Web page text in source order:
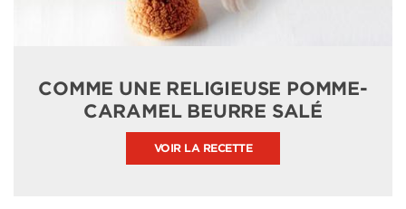
COMME UNE RELIGIEUSE POMME-
CARAMEL BEURRE SALÉ
VOIR LA RECETTE